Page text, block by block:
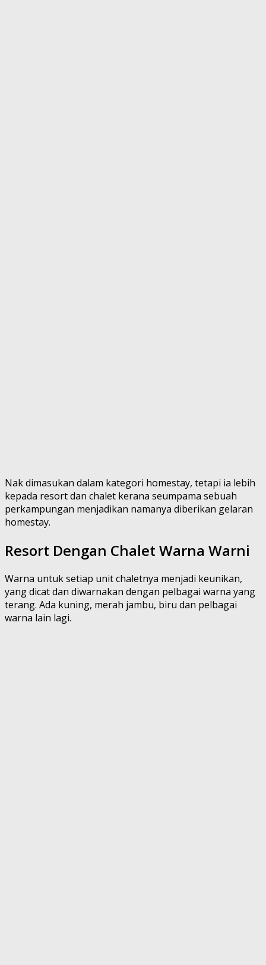
Nak dimasukan dalam kategori homestay, tetapi ia lebih
kepada resort dan chalet kerana seumpama sebuah
perkampungan menjadikan namanya diberikan gelaran
homestay.
Resort Dengan Chalet Warna Warni
Warna untuk setiap unit chaletnya menjadi keunikan,
yang dicat dan diwarnakan dengan pelbagai warna yang
terang. Ada kuning, merah jambu, biru dan pelbagai
warna lain lagi.